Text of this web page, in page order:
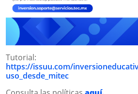
Tutorial:
https://issuu.com/
uso_desde_mitec